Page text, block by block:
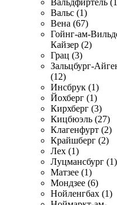
Вальдфиртель
Вальс (1)
Вена (67)
Гойнг-ам-
Кайзер (2)
Грац (3)
Зальцбург-
(12)
Инсбрук (1)
Йохберг (1)
Кирхберг (3)
Кицбюэль (27)
Клагенфурт (2)
Крайшберг (2)
Лех (1)
Луцмансбург (1)
Матзее (1)
Мондзее (6)
Нойленгбах (1)